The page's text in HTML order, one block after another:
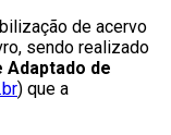
de acervo
sendo realizado
de
) que a